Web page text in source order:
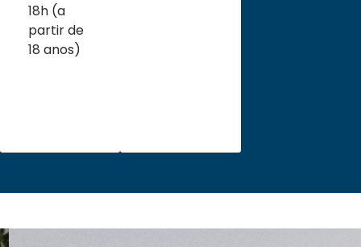
18h (a
partir de
18 anos)